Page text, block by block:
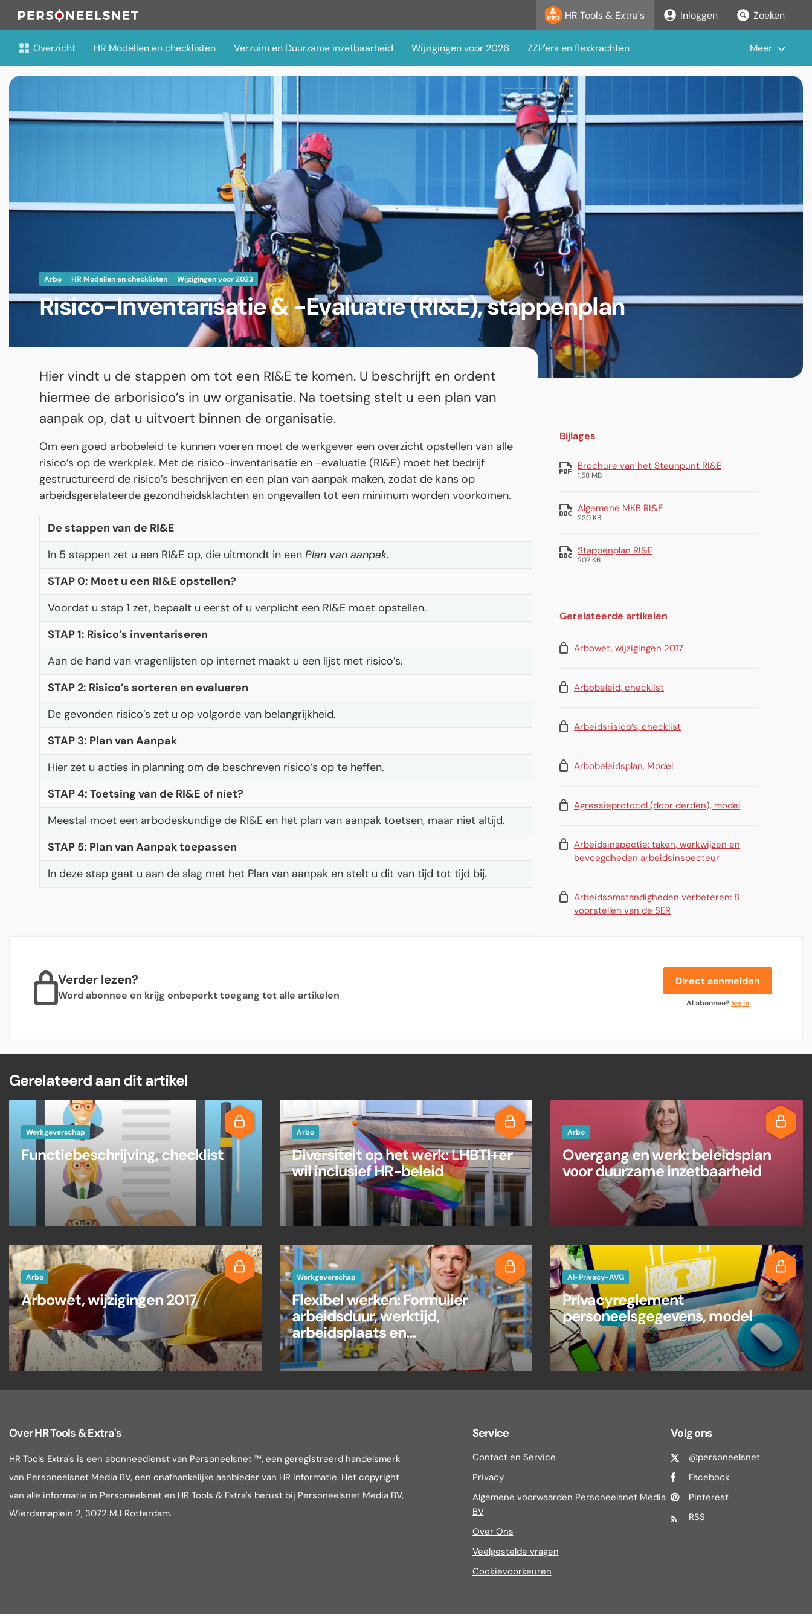
HR Tools & Extra's Inloggen Zoeken
Overzicht HR Modellen en checklisten Verzuim en Duurzame inzetbaarheid Wijzigingen voor 2026 ZZP'ers en flexkrachten Meer
Arbo HR Modellen en checklisten Wijzigingen voor 2023
Risico-Inventarisatie & -Evaluatie (RI&E), stappenplan
Hier vindt u de stappen om tot een RI&E te komen. U beschrijft en ordent
hiermee de arborisico’s in uw organisatie. Na toetsing stelt u een plan van
aanpak op, dat u uitvoert binnen de organisatie.
Om een goed arbobeleid te kunnen voeren moet de werkgever een overzicht opstellen van alle
risico’s op de werkplek. Met de risico-inventarisatie en -evaluatie (RI&E) moet het bedrijf
gestructureerd de risico’s beschrijven en een plan van aanpak maken, zodat de kans op
arbeidsgerelateerde gezondheidsklachten en ongevallen tot een minimum worden voorkomen.
De stappen van de RI&E
In 5 stappen zet u een RI&E op, die uitmondt in een Plan van aanpak.
STAP 0: Moet u een RI&E opstellen?
Voordat u stap 1 zet, bepaalt u eerst of u verplicht een RI&E moet opstellen.
STAP 1: Risico’s inventariseren
Aan de hand van vragenlijsten op internet maakt u een lijst met risico’s.
STAP 2: Risico’s sorteren en evalueren
De gevonden risico’s zet u op volgorde van belangrijkheid.
STAP 3: Plan van Aanpak
Hier zet u acties in planning om de beschreven risico’s op te heffen.
STAP 4: Toetsing van de RI&E of niet?
Meestal moet een arbodeskundige de RI&E en het plan van aanpak toetsen, maar niet altijd.
STAP 5: Plan van Aanpak toepassen
In deze stap gaat u aan de slag met het Plan van aanpak en stelt u dit van tijd tot tijd bij.
Bijlages
Brochure van het Steunpunt RI&E
1,58 MB
Algemene MKB RI&E
230 KB
Stappenplan RI&E
207 KB
Gerelateerde artikelen
Arbowet, wijzigingen 2017
Arbobeleid, checklist
Arbeidsrisico’s, checklist
Arbobeleidsplan, Model
Agressieprotocol (door derden), model
Arbeidsinspectie: taken, werkwijzen en
bevoegdheden arbeidsinspecteur
Arbeidsomstandigheden verbeteren: 8
voorstellen van de SER
Verder lezen?
Word abonnee en krijg onbeperkt toegang tot alle artikelen
Direct aanmelden
Al abonnee?log in
Gerelateerd aan dit artikel
Werkgeverschap
Functiebeschrijving, checklist
Arbo
Diversiteit op het werk: LHBTI+er
wil inclusief HR-beleid
Arbo
Overgang en werk: beleidsplan
voor duurzame inzetbaarheid
Arbo
Arbowet, wijzigingen 2017
Werkgeverschap
Flexibel werken: Formulier
arbeidsduur, werktijd,
arbeidsplaats en
arbeidszekerheid aanpassen
AI-Privacy-AVG
Privacyreglement
personeelsgegevens, model
Over HR Tools & Extra's
HR Tools Extra's is een abonneedienst van Personeelsnet ™, een geregistreerd handelsmerk
van Personeelsnet Media BV, een onafhankelijke aanbieder van HR informatie. Het copyright
van alle informatie in Personeelsnet en HR Tools & Extra's berust bij Personeelsnet Media BV,
Wierdsmaplein 2, 3072 MJ Rotterdam.
Service
Contact en Service
Privacy
Algemene voorwaarden Personeelsnet Media
BV
Over Ons
Veelgestelde vragen
Cookievoorkeuren
Volg ons
@personeelsnet
Facebook
Pinterest
RSS